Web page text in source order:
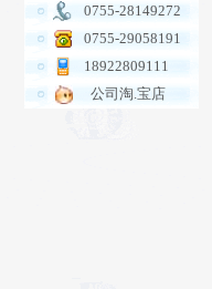
0755-28149272
0755-29058191
18922809111
公司淘.宝店